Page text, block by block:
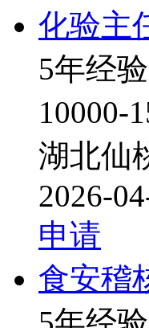
化验主
5年经验
10000-
湖北仙
2026-
申请
食安稽